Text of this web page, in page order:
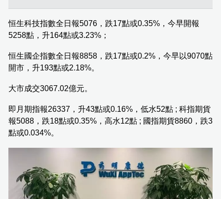
恒生科技指數全日報5076，跌17點或0.35%，今早開報
5258點，升164點或3.23%；
恒生國企指數全日報8858，跌17點或0.2%，今早以9070點
開市，升193點或2.18%。
大市成交3067.02億元。
即月期指報26337，升43點或0.16%，低水52點 ; 科指期貨
報5088，跌18點或0.35%，高水12點 ; 國指期貨8860，跌3
點或0.034%。